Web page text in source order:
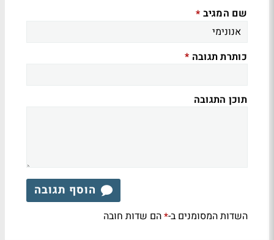
שם המגיב *
כותרת תגובה *
תוכן התגובה
הוסף תגובה
השדות המסומנים ב-*הם שדות חובה